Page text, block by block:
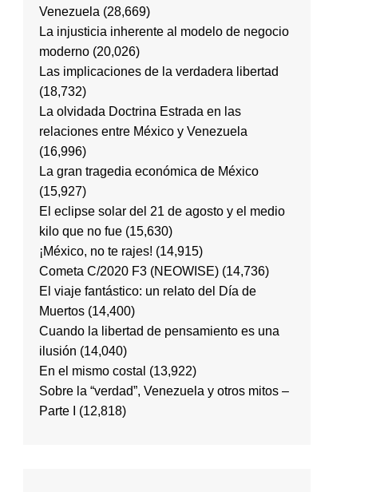
Venezuela (28,669)
La injusticia inherente al modelo de negocio
moderno (20,026)
Las implicaciones de la verdadera libertad
(18,732)
La olvidada Doctrina Estrada en las
relaciones entre México y Venezuela
(16,996)
La gran tragedia económica de México
(15,927)
El eclipse solar del 21 de agosto y el medio
kilo que no fue (15,630)
¡México, no te rajes! (14,915)
Cometa C/2020 F3 (NEOWISE) (14,736)
El viaje fantástico: un relato del Día de
Muertos (14,400)
Cuando la libertad de pensamiento es una
ilusión (14,040)
En el mismo costal (13,922)
Sobre la “verdad”, Venezuela y otros mitos –
Parte I
(12,818)